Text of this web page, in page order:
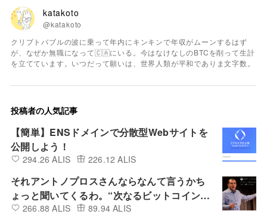
katakoto
@katakoto
クリプトバブルの波に乗って年内にキンキンで年収がムーンするはず
が、なぜか無職になって🇨🇦にいる。今はなけなしのBTCを削って生計
を立てています。いつだって願いは、世界人類が平和でありま文字数。
投稿者の人気記事
【簡単】ENSドメインで分散型Webサイトを
公開しよう！
294.26 ALIS 226.12 ALIS
それアントノプロスさんならなんて言うかち
ょっと聞いてくるわ。“次なるビットコインは
何か？” Vol.4
266.88 ALIS 89.94 ALIS